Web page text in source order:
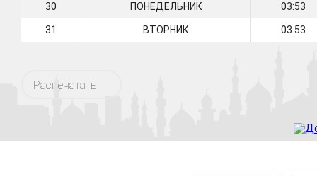
30 ПОНЕДЕЛЬНИК 03:53
31 ВТОРНИК 03:53
Распечатать